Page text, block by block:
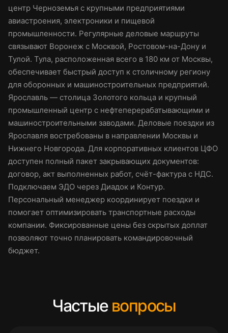
центр Черноземья с крупными предприятиями
авиастроения, электроники и пищевой
промышленности. Регулярные деловые маршруты
связывают Воронеж с Москвой, Ростовом-на-Дону и
Тулой. Тула, расположенная всего в 180 км от Москвы,
обеспечивает быстрый доступ к столичному региону
для оборонных и машиностроительных предприятий.
Ярославль — столица Золотого кольца и крупный
промышленный центр с нефтеперерабатывающими и
машиностроительными заводами. Деловые поездки из
Ярославля востребованы в направлении Москвы и
Нижнего Новгорода. Для корпоративных клиентов ЦФО
доступен полный пакет закрывающих документов:
договор, акт выполненных работ, счёт-фактура с НДС.
Подключаем ЭДО через Диадок и Контур.
Персональный менеджер координирует поездки и
помогает оптимизировать транспортные расходы
компании. Фиксированные цены без скрытых доплат
позволяют точно планировать командировочный
бюджет.
Частые вопросы